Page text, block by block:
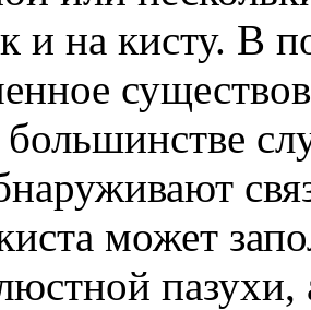
и на кисту. В
большинстве
может